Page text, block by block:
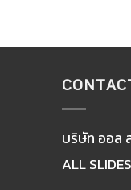
บริษัท ออล
ALL